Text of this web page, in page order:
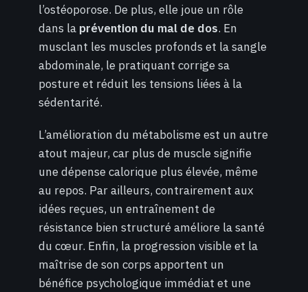
l’ostéoporose. De plus, elle joue un rôle
dans la prévention du mal de dos. En
musclant les muscles profonds et la sangle
abdominale, le pratiquant corrige sa
posture et réduit les tensions liées à la
sédentarité.
L’amélioration du métabolisme est un autre
atout majeur, car plus de muscle signifie
une dépense calorique plus élevée, même
au repos. Par ailleurs, contrairement aux
idées reçues, un entraînement de
résistance bien structuré améliore la santé
du cœur. Enfin, la progression visible et la
maîtrise de son corps apportent un
bénéfice psychologique immédiat et une